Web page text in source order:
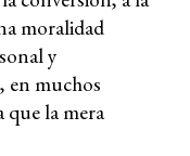
moralidad
y
en muchos
que la mera